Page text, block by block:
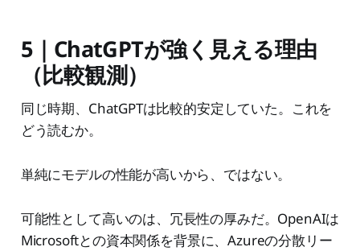
5｜ChatGPTが強く見える理由
（比較観測）
同じ時期、ChatGPTは比較的安定していた。これを
どう読むか。
単純にモデルの性能が高いから、ではない。
可能性として高いのは、冗長性の厚みだ。OpenAIは
Microsoftとの資本関係を背景に、Azureの分散リー